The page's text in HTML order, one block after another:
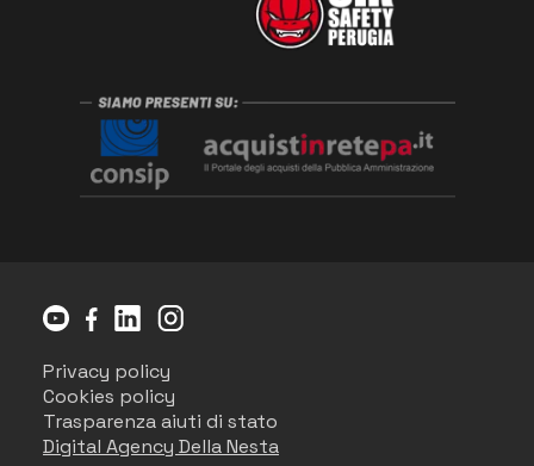
Privacy policy
Cookies policy
Trasparenza aiuti di stato
Digital Agency Della Nesta